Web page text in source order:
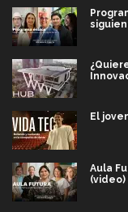
El
Aula
(video)